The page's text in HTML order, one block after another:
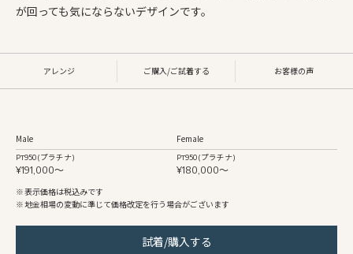
が回っても気にならないデザインです。
アレンジ ご購入/ご試着する お客様の声
Male Female
Pt950 (プラチナ)
¥191,000〜
Pt950 (プラチナ)
¥180,000〜
表示価格は税込みです
地金相場の変動に準じて価格改定を行う場合がございます
試着/購入する